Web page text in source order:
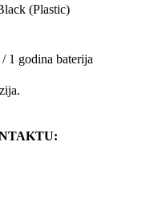
(Plastic)
1 godina baterija